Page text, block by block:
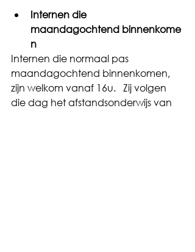
Internen die
maandagochtend binnenkome
n
Internen die normaal pas
maandagochtend binnenkomen,
zijn welkom vanaf 16u.
Zij volgen
die dag het afstandsonderwijs van